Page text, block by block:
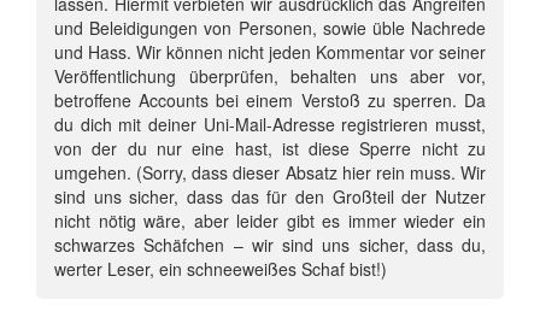
und Beleidigungen von Personen, sowie üble Nachrede
und Hass. Wir können nicht jeden Kommentar vor seiner
Veröffentlichung überprüfen, behalten uns aber vor,
betroffene Accounts bei einem Verstoß zu sperren. Da
du dich mit deiner Uni-Mail-Adresse registrieren musst,
von der du nur eine hast, ist diese Sperre nicht zu
umgehen. (Sorry, dass dieser Absatz hier rein muss. Wir
sind uns sicher, dass das für den Großteil der Nutzer
nicht nötig wäre, aber leider gibt es immer wieder ein
schwarzes Schäfchen – wir sind uns sicher, dass du,
werter Leser, ein schneeweißes Schaf bist!)